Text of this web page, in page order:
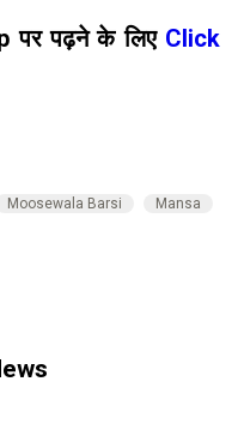
पर पढ़ने के लिए Click
Moosewala Barsi Mansa